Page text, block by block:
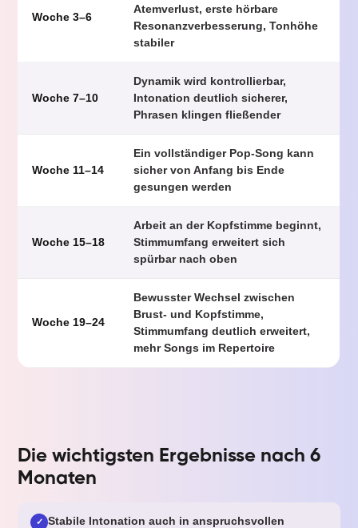
Woche 3–6
Atemverlust, erste hörbare
Resonanzverbesserung, Tonhöhe
stabiler
Woche 7–10
Dynamik wird kontrollierbar,
Intonation deutlich sicherer,
Phrasen klingen fließender
Woche 11–14
Ein vollständiger Pop-Song kann
sicher von Anfang bis Ende
gesungen werden
Woche 15–18
Arbeit an der Kopfstimme beginnt,
Stimmumfang erweitert sich
spürbar nach oben
Woche 19–24
Bewusster Wechsel zwischen
Brust- und Kopfstimme,
Stimmumfang deutlich erweitert,
mehr Songs im Repertoire
Die wichtigsten Ergebnisse nach 6
Monaten
✓
Stabile Intonation auch in anspruchsvollen